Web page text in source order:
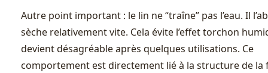
Autre point important : le lin ne “traîne” pas l’eau. Il
sèche relativement vite. Cela évite l’effet torchon
devient désagréable après quelques utilisations. Ce
comportement est directement lié à la structure de la